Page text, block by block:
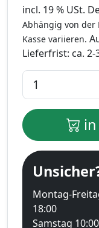
incl. 19 % USt.
Abhängig von der
Kasse variieren.
Lieferfrist: ca.
Montag-
18:00
Samstag